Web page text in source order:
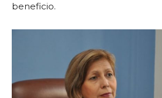
beneficio.